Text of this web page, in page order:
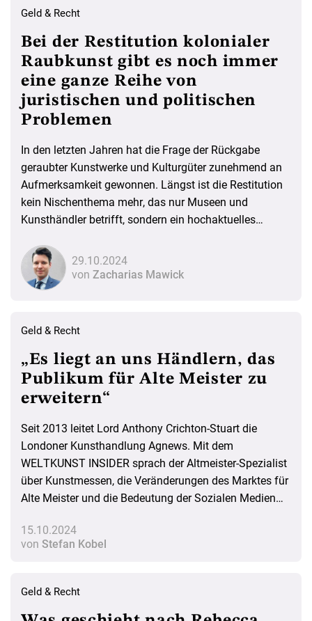
Geld & Recht
Bei der Restitution kolonialer
Raubkunst gibt es noch immer
eine ganze Reihe von
juristischen und politischen
Problemen
In den letzten Jahren hat die Frage der Rückgabe
geraubter Kunstwerke und Kulturgüter zunehmend an
Aufmerksamkeit gewonnen. Längst ist die Restitution
kein Nischenthema mehr, das nur Museen und
Kunsthändler betrifft, sondern ein hochaktuelles
Erwägungen und moralische Fragen spielen bei
Rückführungen oft eine größere Rolle als juristische
Regelungen. Dennoch besteht ein Rechtsrahmen, in
29.10.2024
von Zacharias Mawick
Geld & Recht
„Es liegt an uns Händlern, das
Publikum für Alte Meister zu
erweitern“
Seit 2013 leitet Lord Anthony Crichton-Stuart die
Londoner Kunsthandlung Agnews. Mit dem
WELTKUNST INSIDER sprach der Altmeister-Spezialist
über Kunstmessen, die Veränderungen des Marktes für
Alte Meister und die Bedeutung der Sozialen Medien
15.10.2024
von Stefan Kobel
Geld & Recht